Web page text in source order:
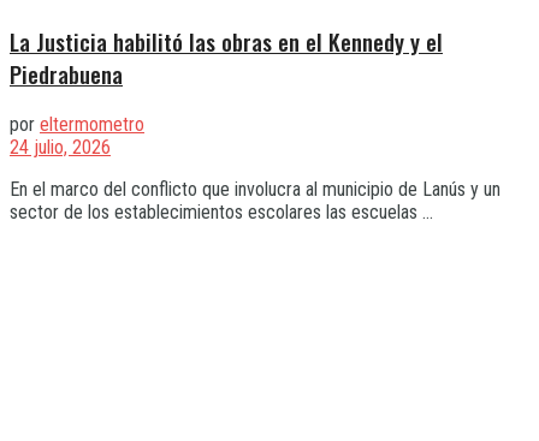
La Justicia habilitó las obras en el Kennedy y el
Piedrabuena
por eltermometro
24 julio, 2026
En el marco del conflicto que involucra al municipio de Lanús y un
sector de los establecimientos escolares las escuelas ...